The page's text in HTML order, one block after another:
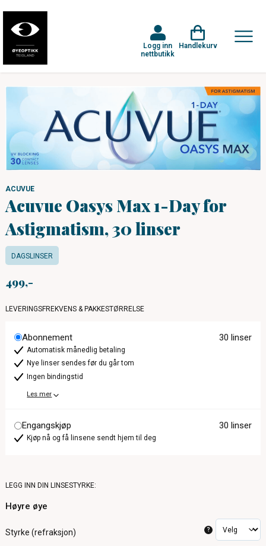
Logg inn
nettbutikk
Handlekurv
ACUVUE
Acuvue Oasys Max 1-Day for
Astigmatism, 30 linser
DAGSLINSER
499
LEVERINGSFREKVENS & PAKKESTØRRELSE
Abonnement 30 linser
Automatisk månedlig betaling
Nye linser sendes før du går tom
Ingen bindingstid
Les mer
Engangskjøp 30 linser
Kjøp nå og få linsene sendt hjem til deg
LEGG INN DIN LINSESTYRKE:
Høyre øye
Styrke (refraksjon) ?